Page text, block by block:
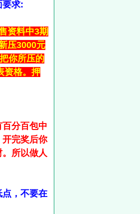
要求:
资料中3期
压3000元
你所压的
资格。押
分百包中
完奖后你
所以做人
，不要在